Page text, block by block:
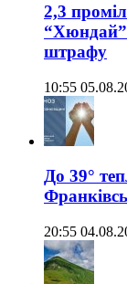
2,3
“Хюндай”
штрафу
10:55
До 39°
20:55